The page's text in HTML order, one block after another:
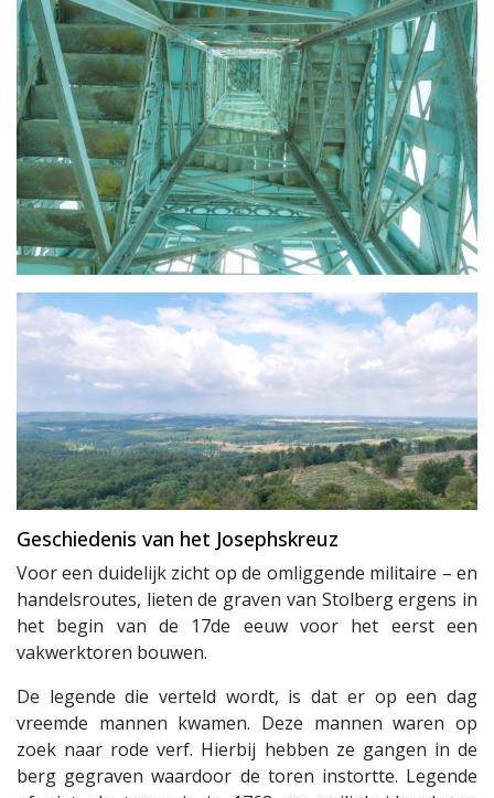
Geschiedenis van het Josephskreuz
Voor een duidelijk zicht op de omliggende militaire – en
handelsroutes, lieten de graven van Stolberg ergens in
het begin van de 17de eeuw voor het eerst een
vakwerktoren bouwen.
De legende die verteld wordt, is dat er op een dag
vreemde mannen kwamen. Deze mannen waren op
zoek naar rode verf. Hierbij hebben ze gangen in de
berg gegraven waardoor de toren instortte. Legende